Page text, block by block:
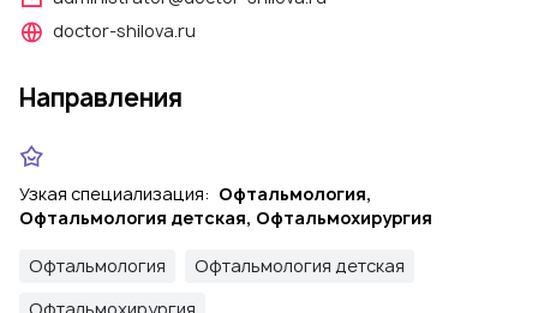
doctor-shilova.ru
Направления
Узкая специализация: Офтальмология,
Офтальмология детская, Офтальмохирургия
Офтальмология
Офтальмология детская